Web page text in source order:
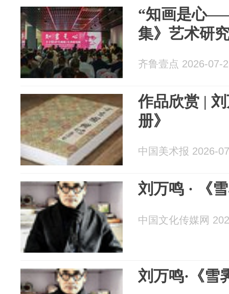
“知画是心
集》艺术研
齐鲁壹点 2026-07-
作品欣赏 |
册》
中国美术报 2026-
刘万鸣
中国文化传媒网
刘万鸣·《雪